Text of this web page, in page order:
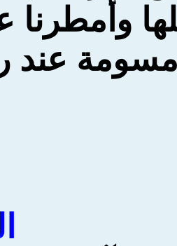
وأمطرنا
عند